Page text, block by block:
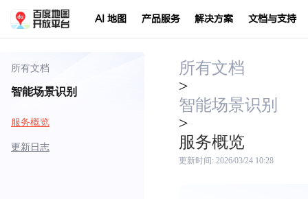
AI 地图 产品服务 解决方案 文档与支持
所有文档
智能场景识别
服务概览
更新日志
所有文档
>
智能场景识别
>
服务概览
更新时间: 2026/03/24 10:28